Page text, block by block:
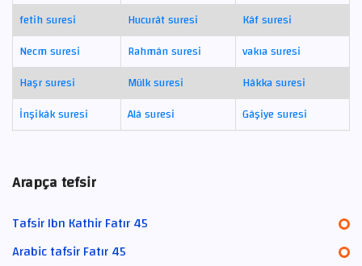
fetih suresi
Hucurât suresi
Kâf suresi
Necm suresi
Rahmân suresi
vakıa suresi
Haşr suresi
Mülk suresi
Hâkka suresi
İnşikâk suresi
Alâ suresi Gâşiye suresi
Arapça tefsir
Tafsir Ibn Kathir Fatır 45
Arabic tafsir Fatır 45